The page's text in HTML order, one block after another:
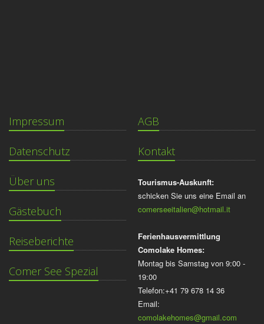
Impressum
Datenschutz
Über uns
Gästebuch
Reiseberichte
Comer See Spezial
AGB
Kontakt
Tourismus-Auskunft:
schicken Sie uns eine Email an
comerseeitalien@hotmail.it
Ferienhausvermittlung
Comolake Homes:
Montag bis Samstag von 9:00 -
19:00
Telefon:+41 79 678 14 36
Email:
comolakehomes@gmail.com